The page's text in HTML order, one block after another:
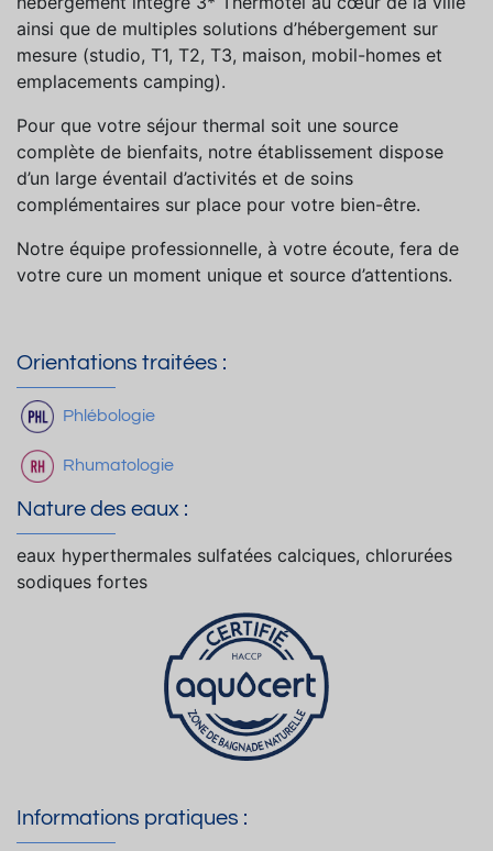
ainsi que de multiples solutions d’hébergement sur
mesure (studio, T1, T2, T3, maison, mobil-homes et
emplacements camping).
Pour que votre séjour thermal soit une source
complète de bienfaits, notre établissement dispose
d’un large éventail d’activités et de soins
complémentaires sur place pour votre bien-être.
Notre équipe professionnelle, à votre écoute, fera de
votre cure un moment unique et source d’attentions.
Orientations traitées :
Phlébologie
Rhumatologie
Nature des eaux :
eaux hyperthermales sulfatées calciques, chlorurées
sodiques fortes
Informations pratiques :